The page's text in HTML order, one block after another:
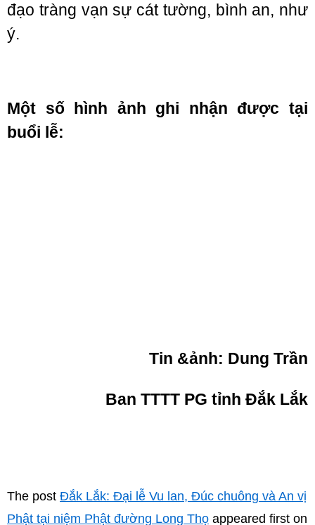
đạo tràng vạn sự cát tường, bình an, như
ý.
Một số hình ảnh ghi nhận được tại
buổi lễ:
Tin &ảnh: Dung Trần
Ban TTTT PG tỉnh Đắk Lắk
The post Đắk Lắk: Đại lễ Vu lan, Đúc chuông và An vị
Phật tại niệm Phật đường Long Thọ appeared first on